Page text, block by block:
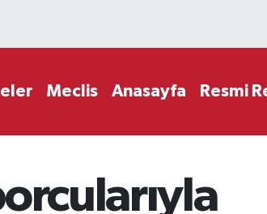
Meclis Anasayfa Resmi